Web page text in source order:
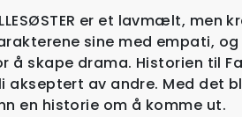
er et lavmælt,
sine med empati,
å skape drama. Historien til
akseptert av andre. Med det
en historie om å komme ut.